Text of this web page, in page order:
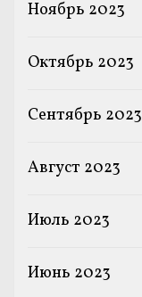
Ноябрь 2023
Октябрь 2023
Сентябрь 2023
Август 2023
Июль 2023
Июнь 2023